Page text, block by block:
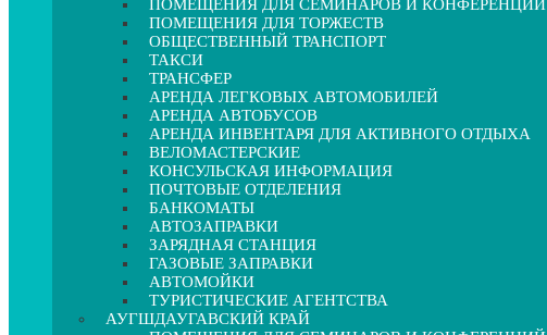
ПОМЕЩЕНИЯ ДЛЯ СЕМИНАРОВ И КОНФЕРЕНЦИЙ
ПОМЕЩЕНИЯ ДЛЯ ТОРЖЕСТВ
ОБЩЕСТВЕННЫЙ ТРАНСПОРТ
ТАКСИ
ТРАНСФЕР
АРЕНДА ЛЕГКОВЫХ АВТОМОБИЛЕЙ
АРЕНДА АВТОБУСОВ
АРЕНДА ИНВЕНТАРЯ ДЛЯ АКТИВНОГО ОТДЫХА
ВЕЛОМАСТЕРСКИЕ
КОНСУЛЬСКАЯ ИНФОРМАЦИЯ
ПОЧТОВЫЕ ОТДЕЛЕНИЯ
БАНКОМАТЫ
АВТОЗАПРАВКИ
ЗАРЯДНАЯ СТАНЦИЯ
ГАЗОВЫЕ ЗАПРАВКИ
АВТОМОЙКИ
ТУРИСТИЧЕСКИЕ АГЕНТСТВА
АУГШДАУГАВСКИЙ КРАЙ